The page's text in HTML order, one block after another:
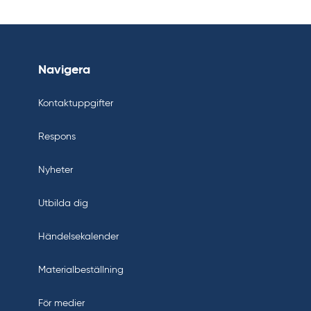
Navigera
Kontaktuppgifter
Respons
Nyheter
Utbilda dig
Händelsekalender
Materialbeställning
För medier